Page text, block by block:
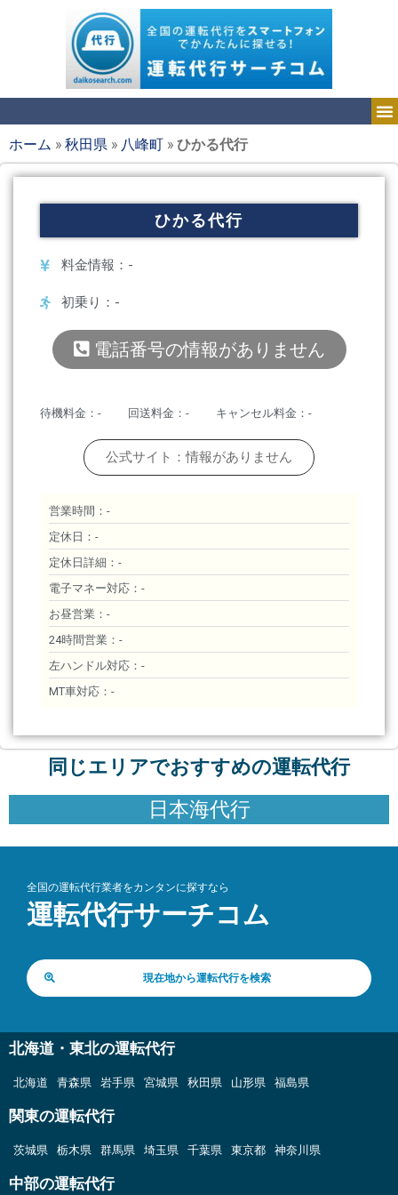
ホーム »秋田県 » 八峰町 »ひかる代行
ひかる代行
料金情報：-
初乗り：-
電話番号の情報がありません
待機料金：- 回送料金：- キャンセル料金：-
公式サイト：情報がありません
営業時間：-
定休日：-
定休日詳細：-
電子マネー対応：-
お昼営業：-
24時間営業：-
左ハンドル対応：-
MT車対応：-
同じエリアでおすすめの運転代行
日本海代行
全国の運転代行業者をカンタンに探すなら
運転代行サーチコム
現在地から運転代行を検索
北海道・東北の運転代行
北海道 青森県 岩手県 宮城県 秋田県 山形県 福島県
関東の運転代行
茨城県 栃木県 群馬県 埼玉県 千葉県 東京都 神奈川県
中部の運転代行